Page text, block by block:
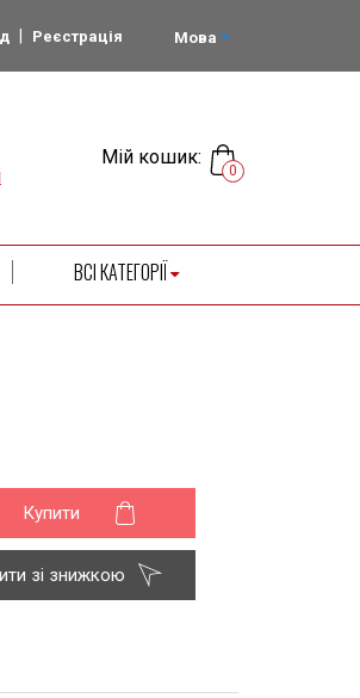
| Реєстрація Мова
Мій кошик:
0
ВСІ КАТЕГОРІЇ
Купити
зі знижкою